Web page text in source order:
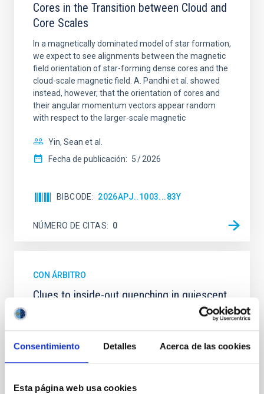
Consentimiento Detalles Acerca de las cookies
Esta página web usa cookies
Cores in the Transition between Cloud and
Core Scales
In a magnetically dominated model of star formation,
we expect to see alignments between the magnetic
field orientation of star-forming dense cores and the
cloud-scale magnetic field. A. Pandhi et al. showed
instead, however, that the orientation of cores and
their angular momentum vectors appear random
with respect to the larger-scale magnetic
Yin, Sean et al.
Fecha de publicación: 5 2026
BIBCODE 2026APJ..1003...83Y
NÚMERO DE CITAS 0
CON ÁRBITRO
Clues to inside-out quenching in quiescent
galaxies at 1.2 ≲ z ≲ 2.2: Age, Fe-, and
SUSPENSE
Spatially resolved stellar populations of massive
insights into star-formation quenching and stellar